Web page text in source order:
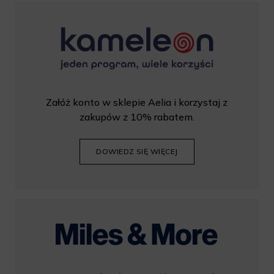
Załóż konto w sklepie Aelia i korzystaj z
zakupów z 10% rabatem.
DOWIEDZ SIĘ WIĘCEJ